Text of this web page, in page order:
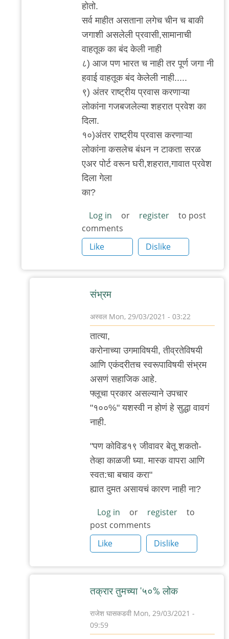
होतो.
सर्व माहीत असताना लगेच चीन च बाकी
जगाशी असलेली प्रवासी,सामानाची
वाहतूक का बंद केली नाही
८) आज पण भारत च नाही तर पूर्ण जगा नी
हवाई वाहतूक बंद केलेली नाही.....
९) अंतर राष्ट्रीय प्रवास करणाऱ्या
लोकांना गजबजलेल्या शहरात प्रवेश का
दिला.
१०)अंतर राष्ट्रीय प्रवास करणाऱ्या
लोकांना कसलेच बंधन न टाकता सरळ
एअर पोर्ट वरून घरी,शहरात,गावात प्रवेश
दिला गेला
का?
Log in or register
to post
comments
Like
Dislike
संभ्रम
अस्वल Mon, 29/03/2021 - 03:22
In
reply
सामान्य
काय
गैरसमज
पसरविणार
by
Rajesh188
तात्या,
करोनाच्या उगमाविषयी, तीव्रतेविषयी
आणि एकंदरीतच स्वरूपाविषयी संभ्रम
असणं सहाजिक आहे.
फ्लूचा प्रकार असल्याने उपचार
"१००%" यशस्वी न होणं हे सुद्धा वावगं
नाही.
"पण कोविड१९ जीवावर बेतू शकतो-
तेव्हा काळजी घ्या. मास्क वापरा आणि
स्वत:चा बचाव करा"
ह्यात दुमत असायचं कारण नाही ना?
Log in or register
to
post comments
Like
Dislike
तक्रार तुमच्या '५०% लोक
राजेश घासकडवी Mon, 29/03/2021 -
09:59